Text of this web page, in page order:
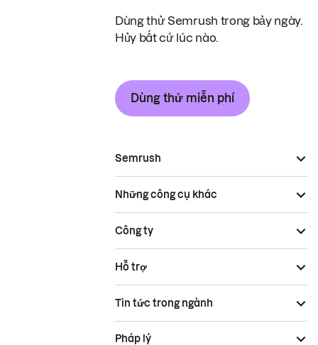
Dùng thử Semrush trong bảy ngày.
Hủy bất cứ lúc nào.
Dùng thử miễn phí
Semrush
Những công cụ khác
Công ty
Hỗ trợ
Tin tức trong ngành
Pháp lý